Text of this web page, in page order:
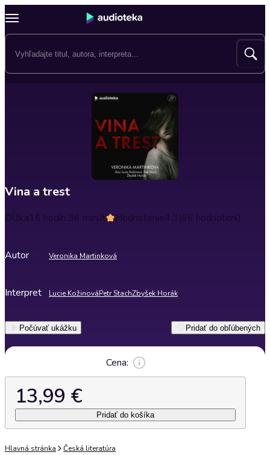
Vina a trest
Dĺžka16 hodín 36 minút Hodnotenie4.3(66 hodnotení)
Autor Veronika Martinková
Interpret Lucie KožinováPetr StachZbyšek Horák
Počúvať ukážku Pridať do obľúbených
Cena:
13,99 €
Pridať do košíka
Hlavná stránka Česká literatúra